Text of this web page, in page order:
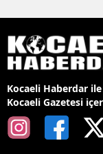
Kocaeli Haberdar
Kocaeli Gazetesi